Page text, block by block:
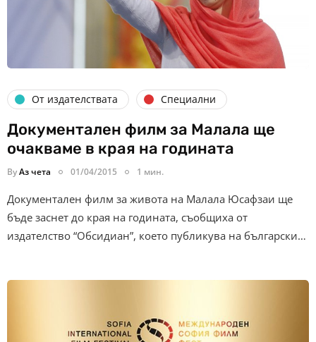
От издателствата Специални
Документален филм за Малала ще
очакваме в края на годината
ByАз чета 01/04/2015 1 мин.
Документален филм за живота на Малала Юсафзаи ще
бъде заснет до края на годината, съобщиха от
издателство “Обсидиан”, което публикува на български…